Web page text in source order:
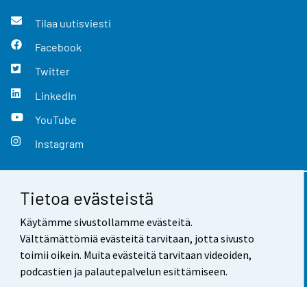
Tietoa evästeistä
Käytämme sivustollamme evästeitä.
Välttämättömiä evästeitä tarvitaan, jotta sivusto
toimii oikein. Muita evästeitä tarvitaan videoiden,
podcastien ja palautepalvelun esittämiseen.
Tilaa uutisviesti
Facebook
Twitter
LinkedIn
YouTube
Instagram
Yhteystiedot
Palaute
Käyttöehdot